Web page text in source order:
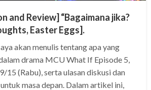
and Review] “Bagaimana jika?
Easter Eggs].
akan menulis tentang apa yang
drama MCU What If Episode 5,
15 (Rabu), serta ulasan diskusi dan
masa depan. Dalam artikel ini,